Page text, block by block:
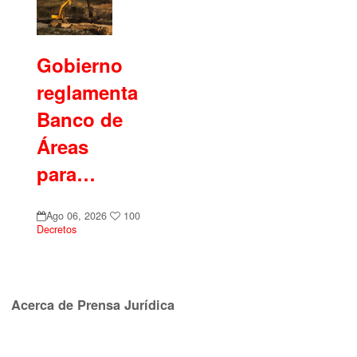
Gobierno
reglamenta
Banco de
Áreas
para…
Ago 06, 2026
100
Decretos
Acerca de Prensa Jurídica